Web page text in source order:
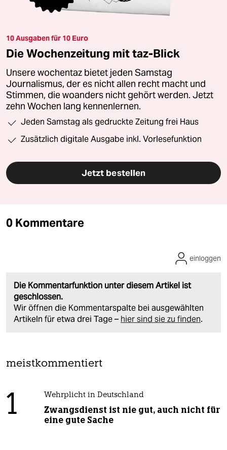
10 Ausgaben für 10 Euro
Die Wochenzeitung mit taz-Blick
Unsere wochentaz bietet jeden Samstag
Journalismus, der es nicht allen recht macht und
Stimmen, die woanders nicht gehört werden. Jetzt
zehn Wochen lang kennenlernen.
Jeden Samstag als gedruckte Zeitung frei Haus
Zusätzlich digitale Ausgabe inkl. Vorlesefunktion
Jetzt bestellen
0 Kommentare
Die Kommentarfunktion unter diesem Artikel ist
geschlossen.
Wir öffnen die Kommentarspalte bei ausgewählten
Artikeln für etwa drei Tage – hier sind sie zu finden.
einloggen
meistkommentiert
1 Wehrplicht in Deutschland
Zwangsdienst ist nie gut, auch nicht für
eine gute Sache